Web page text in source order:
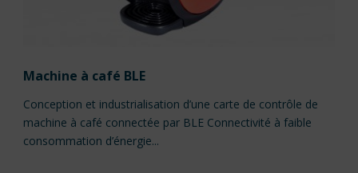
Machine à café BLE
Conception et industrialisation d’une carte de contrôle de
machine à café connectée par BLE Connectivité à faible
consommation d’énergie...